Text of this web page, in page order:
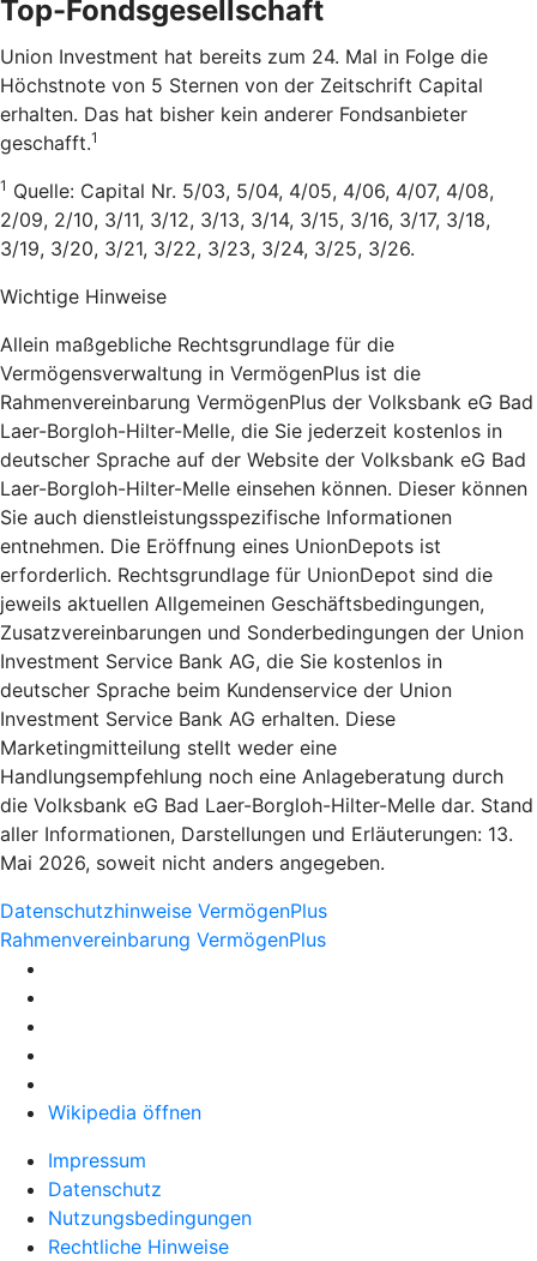
Top-Fondsgesellschaft
Union Investment hat bereits zum 24. Mal in Folge die
Höchstnote von 5 Sternen von der Zeitschrift Capital
erhalten. Das hat bisher kein anderer Fondsanbieter
geschafft.1
1 Quelle: Capital Nr. 5/03, 5/04, 4/05, 4/06, 4/07, 4/08,
2/09, 2/10, 3/11, 3/12, 3/13, 3/14, 3/15, 3/16, 3/17, 3/18,
3/19, 3/20, 3/21, 3/22, 3/23, 3/24, 3/25, 3/26.
Wichtige Hinweise
Allein maßgebliche Rechtsgrundlage für die
Vermögensverwaltung in VermögenPlus ist die
Rahmenvereinbarung VermögenPlus der Volksbank eG Bad
Laer-Borgloh-Hilter-Melle, die Sie jederzeit kostenlos in
deutscher Sprache auf der Website der Volksbank eG Bad
Laer-Borgloh-Hilter-Melle einsehen können. Dieser können
Sie auch dienstleistungsspezifische Informationen
entnehmen. Die Eröffnung eines UnionDepots ist
erforderlich. Rechtsgrundlage für UnionDepot sind die
jeweils aktuellen Allgemeinen Geschäftsbedingungen,
Zusatzvereinbarungen und Sonderbedingungen der Union
Investment Service Bank AG, die Sie kostenlos in
deutscher Sprache beim Kundenservice der Union
Investment Service Bank AG erhalten. Diese
Marketingmitteilung stellt weder eine
Handlungsempfehlung noch eine Anlageberatung durch
die Volksbank eG Bad Laer-Borgloh-Hilter-Melle dar. Stand
aller Informationen, Darstellungen und Erläuterungen: 13.
Mai 2026, soweit nicht anders angegeben.
Datenschutzhinweise VermögenPlus
Rahmenvereinbarung VermögenPlus
Wikipedia öffnen
Impressum
Datenschutz
Nutzungsbedingungen
Rechtliche Hinweise